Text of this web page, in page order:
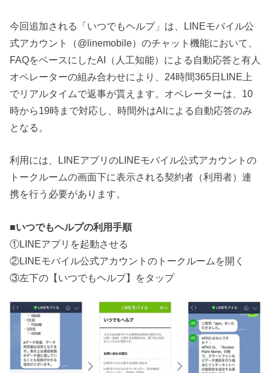
今回追加される「いつでもヘルプ」は、LINEモバイル公
式アカウント（@linemobile）のチャット機能において、
FAQをベースにしたAI（人工知能）による自動応答と有人
オペレーターの組み合わせにより、24時間365日LINE上
でリアルタイムで返事が貰えます。オペレーターは、10
時から19時まで対応し、時間外はAIによる自動応答のみ
となる。
利用には、LINEアプリのLINEモバイル公式アカウントの
トークルームの画面下に表示される契約者（利用者）連
携を行う必要があります。
■いつでもヘルプの利用手順
①LINEアプリを起動させる
②LINEモバイル公式アカウントのトークルームを開く
③左下の【いつでもヘルプ】をタップ